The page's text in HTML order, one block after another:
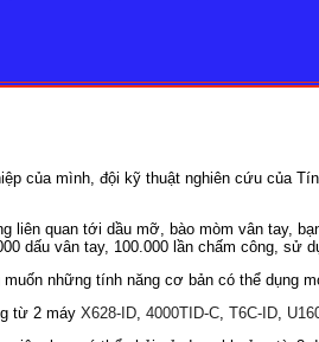
của mình, đội kỹ thuật nghiên cứu của
quan tới dầu mỡ, bào mòm vân tay,
dấu vân tay, 100.000 lần chấm công, sử
những tính năng cơ bản có thể dụng
từ 2 máy X628-ID, 4000TID-C, T6C-ID,